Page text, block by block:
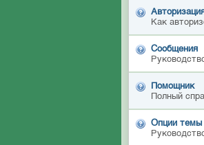
Как
Сообщения
Помощник
Полный
Опции темы